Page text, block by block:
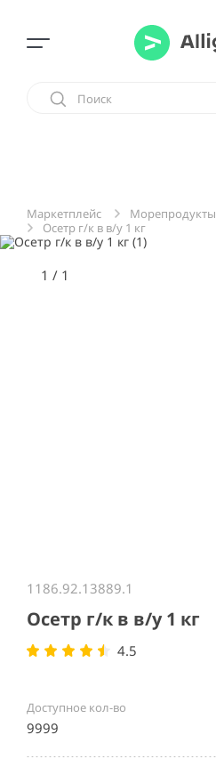
Маркетплейс Морепродукты
Осетр г/к в в/у 1 кг
1 / 1
1186.92.13889.1
Осетр г/к в в/у 1 кг
4.5
Доступное кол-во
9999